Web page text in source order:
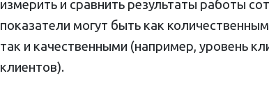
измерить и сравнить результаты работы
показатели могут быть как
так и качественными (например, уровень
клиентов).